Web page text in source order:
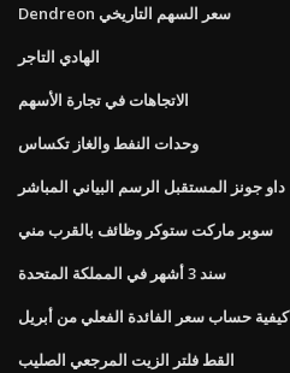
Dendreon سعر السهم التاريخي
الهادي التاجر
الاتجاهات في تجارة الأسهم
وحدات النفط والغاز تكساس
داو جونز المستقبل الرسم البياني المباشر
سوبر ماركت ستوكر وظائف بالقرب مني
سند 3 أشهر في المملكة المتحدة
كيفية حساب سعر الفائدة الفعلي من أبريل
القط فلتر الزيت المرجعي الصليب